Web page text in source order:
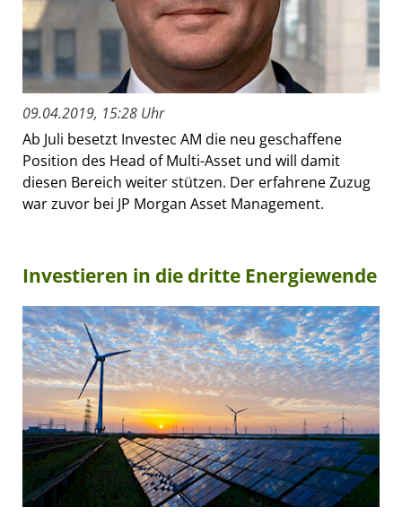
09.04.2019, 15:28 Uhr
Ab Juli besetzt Investec AM die neu geschaffene
Position des Head of Multi-Asset und will damit
diesen Bereich weiter stützen. Der erfahrene Zuzug
war zuvor bei JP Morgan Asset Management.
Investieren in die dritte Energiewende